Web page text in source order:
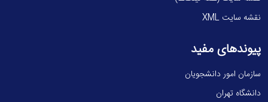
نقشه سایت XML
پیوندهای مفید
سازمان امور دانشجویان
دانشگاه تهران